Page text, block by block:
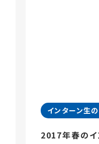
インターン生
2017年春のイ